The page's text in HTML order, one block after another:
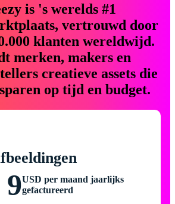
is 's werelds #1
vertrouwd door
klanten wereldwijd.
merken, makers en
creatieve assets die
op tijd en budget.
9USD per maand jaarlijks
gefactureerd